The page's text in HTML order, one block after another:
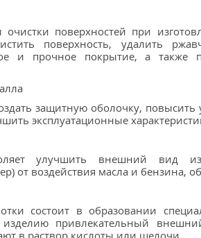
поверхностей при
поверхность, удалить
и прочное покрытие, а также
защитную оболочку, повысить
эксплуатационные
улучшить внешний вид
от воздействия масла и бензина,
состоит в образовании
изделию привлекательный
в раствор кислоты или щелочи.